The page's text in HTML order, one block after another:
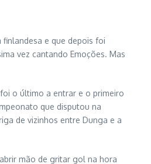
e que depois foi
vez cantando Emoções. Mas
o último a entrar e o primeiro
que disputou na
de vizinhos entre Dunga e a
mão de gritar gol na hora